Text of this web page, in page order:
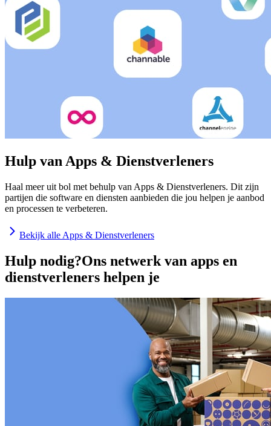
Hulp van Apps & Dienstverleners
Haal meer uit bol met behulp van Apps & Dienstverleners. Dit zijn
partijen die software en diensten aanbieden die jou helpen je aanbod
en processen te verbeteren.
Bekijk alle Apps & Dienstverleners
Hulp nodig?Ons netwerk van apps en
dienstverleners helpen je